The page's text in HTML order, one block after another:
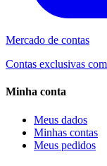
Mercado de contas
Contas exclusivas
Minha conta
Meus dados
Minhas contas
Meus pedidos